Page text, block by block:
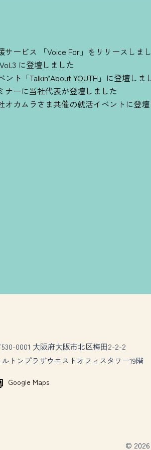
サービス 「Voice For」をリリースしま
に登壇しました
ト「Talkin’About YOUTH」に登壇しま
ナーに当社代表が登壇しました
オカムラさま共催の就活イベントに登壇
530-0001 ⼤阪府⼤阪市北区梅⽥2-2-­2
ルトンプラザウエストオフィスタワー19階
Google Maps
© 2026